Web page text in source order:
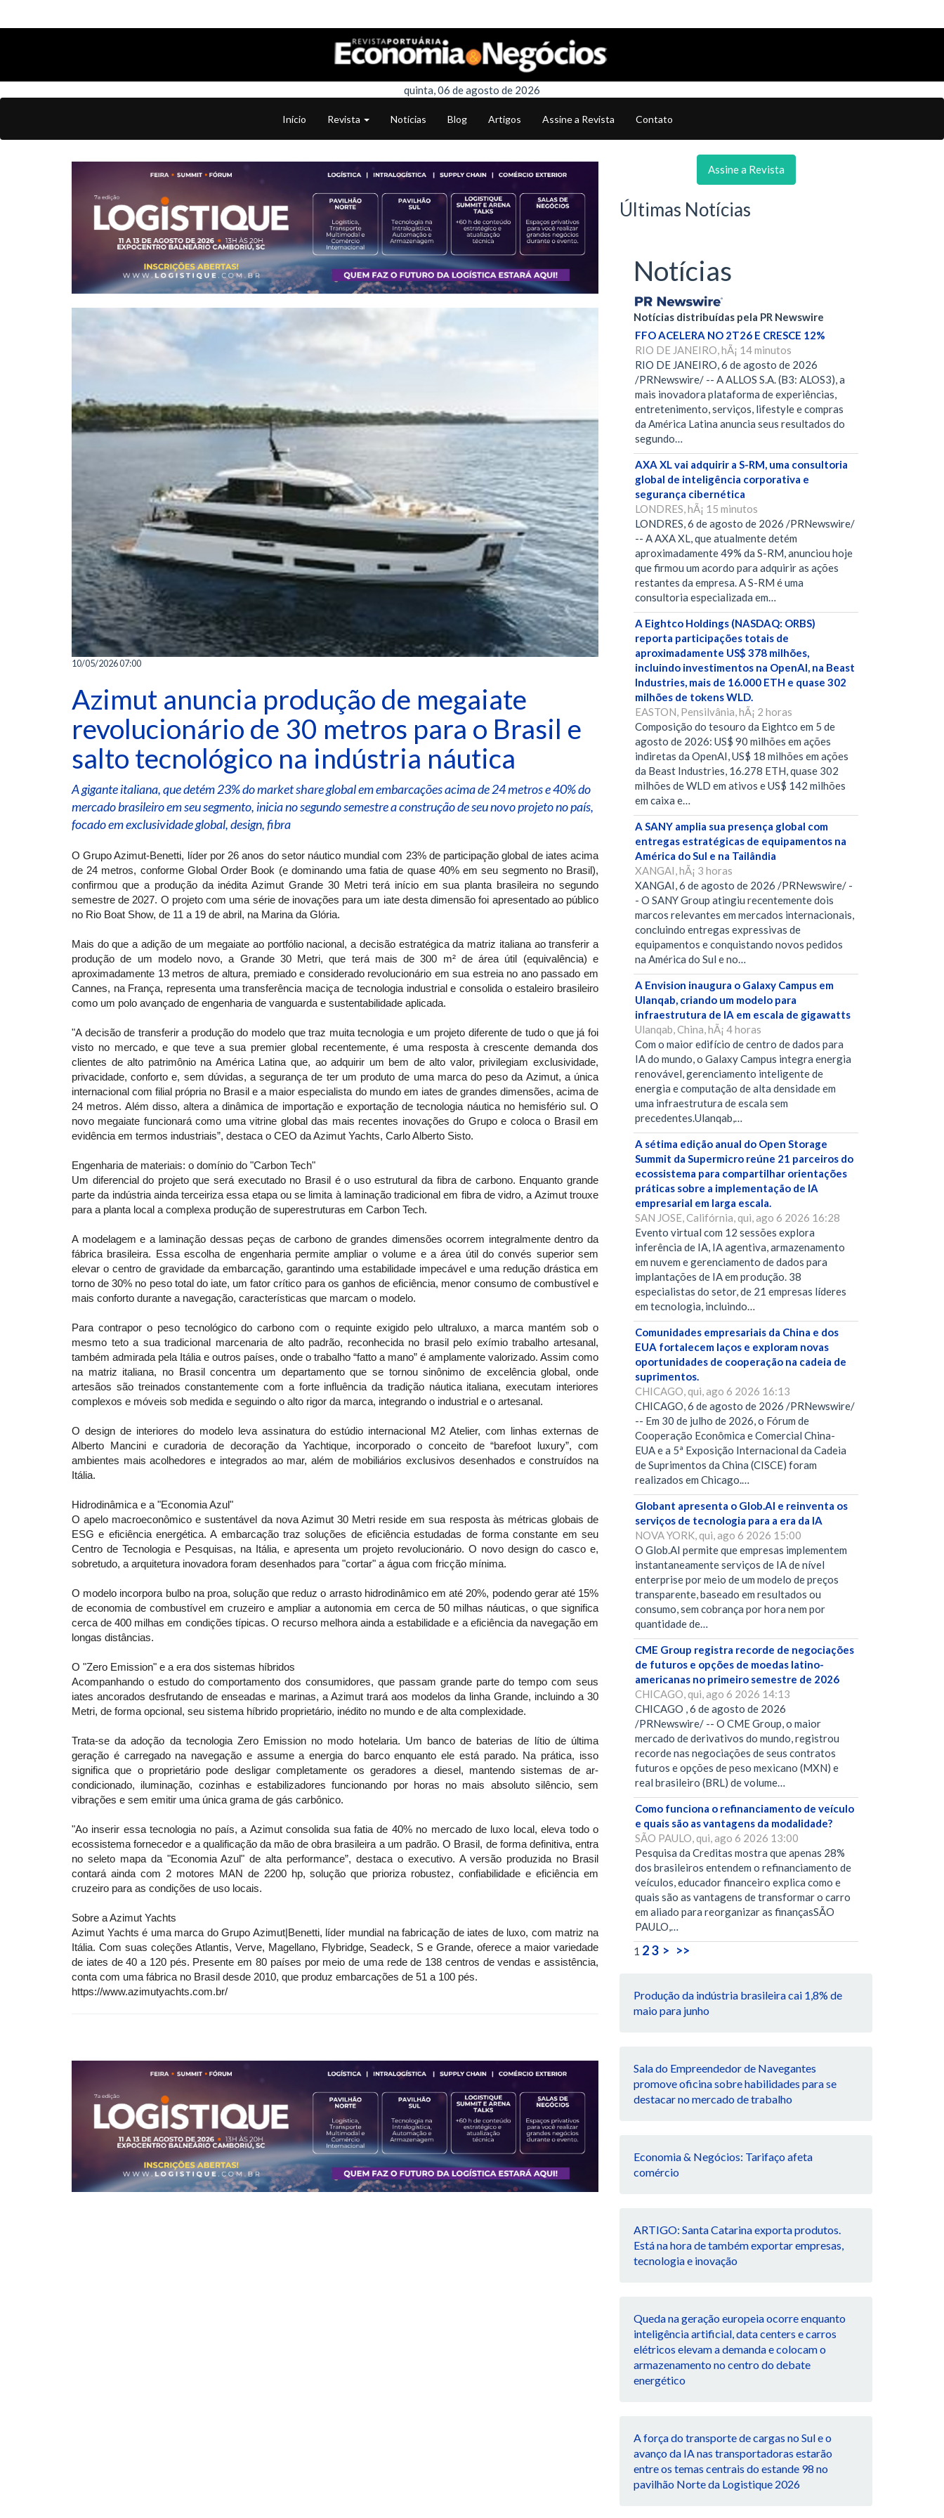
quinta, 06 de agosto de 2026
Início Revista Notícias Blog Artigos Assine a Revista Contato
10/05/2026 07:00
Azimut anuncia produção de megaiate
revolucionário de 30 metros para o Brasil e
salto tecnológico na indústria náutica
A gigante italiana, que detém 23% do market share global em embarcações acima de 24 metros e 40% do
mercado brasileiro em seu segmento, inicia no segundo semestre a construção de seu novo projeto no país,
focado em exclusividade global, design, fibra
O Grupo Azimut-Benetti, líder por 26 anos do setor náutico mundial com 23% de participação global de iates acima
de 24 metros, conforme Global Order Book (e dominando uma fatia de quase 40% em seu segmento no Brasil),
confirmou que a produção da inédita Azimut Grande 30 Metri terá início em sua planta brasileira no segundo
semestre de 2027. O projeto com uma série de inovações para um iate desta dimensão foi apresentado ao público
no Rio Boat Show, de 11 a 19 de abril, na Marina da Glória.
Mais do que a adição de um megaiate ao portfólio nacional, a decisão estratégica da matriz italiana ao transferir a
produção de um modelo novo, a Grande 30 Metri, que terá mais de 300 m² de área útil (equivalência) e
aproximadamente 13 metros de altura, premiado e considerado revolucionário em sua estreia no ano passado em
Cannes, na França, representa uma transferência maciça de tecnologia industrial e consolida o estaleiro brasileiro
como um polo avançado de engenharia de vanguarda e sustentabilidade aplicada.
"A decisão de transferir a produção do modelo que traz muita tecnologia e um projeto diferente de tudo o que já foi
visto no mercado, e que teve a sua premier global recentemente, é uma resposta à crescente demanda dos
clientes de alto patrimônio na América Latina que, ao adquirir um bem de alto valor, privilegiam exclusividade,
privacidade, conforto e, sem dúvidas, a segurança de ter um produto de uma marca do peso da Azimut, a única
internacional com filial própria no Brasil e a maior especialista do mundo em iates de grandes dimensões, acima de
24 metros. Além disso, altera a dinâmica de importação e exportação de tecnologia náutica no hemisfério sul. O
novo megaiate funcionará como uma vitrine global das mais recentes inovações do Grupo e coloca o Brasil em
evidência em termos industriais”, destaca o CEO da Azimut Yachts, Carlo Alberto Sisto.
Engenharia de materiais: o domínio do "Carbon Tech"
Um diferencial do projeto que será executado no Brasil é o uso estrutural da fibra de carbono. Enquanto grande
parte da indústria ainda terceiriza essa etapa ou se limita à laminação tradicional em fibra de vidro, a Azimut trouxe
para a planta local a complexa produção de superestruturas em Carbon Tech.
A modelagem e a laminação dessas peças de carbono de grandes dimensões ocorrem integralmente dentro da
fábrica brasileira. Essa escolha de engenharia permite ampliar o volume e a área útil do convés superior sem
elevar o centro de gravidade da embarcação, garantindo uma estabilidade impecável e uma redução drástica em
torno de 30% no peso total do iate, um fator crítico para os ganhos de eficiência, menor consumo de combustível e
mais conforto durante a navegação, características que marcam o modelo.
Para contrapor o peso tecnológico do carbono com o requinte exigido pelo ultraluxo, a marca mantém sob o
mesmo teto a sua tradicional marcenaria de alto padrão, reconhecida no brasil pelo exímio trabalho artesanal,
também admirada pela Itália e outros países, onde o trabalho “fatto a mano” é amplamente valorizado. Assim como
na matriz italiana, no Brasil concentra um departamento que se tornou sinônimo de excelência global, onde
artesãos são treinados constantemente com a forte influência da tradição náutica italiana, executam interiores
complexos e móveis sob medida e seguindo o alto rigor da marca, integrando o industrial e o artesanal.
O design de interiores do modelo leva assinatura do estúdio internacional M2 Atelier, com linhas externas de
Alberto Mancini e curadoria de decoração da Yachtique, incorporado o conceito de “barefoot luxury”, com
ambientes mais acolhedores e integrados ao mar, além de mobiliários exclusivos desenhados e construídos na
Itália.
Hidrodinâmica e a "Economia Azul"
O apelo macroeconômico e sustentável da nova Azimut 30 Metri reside em sua resposta às métricas globais de
ESG e eficiência energética. A embarcação traz soluções de eficiência estudadas de forma constante em seu
Centro de Tecnologia e Pesquisas, na Itália, e apresenta um projeto revolucionário. O novo design do casco e,
sobretudo, a arquitetura inovadora foram desenhados para "cortar" a água com fricção mínima.
O modelo incorpora bulbo na proa, solução que reduz o arrasto hidrodinâmico em até 20%, podendo gerar até 15%
de economia de combustível em cruzeiro e ampliar a autonomia em cerca de 50 milhas náuticas, o que significa
cerca de 400 milhas em condições típicas. O recurso melhora ainda a estabilidade e a eficiência da navegação em
longas distâncias.
O "Zero Emission" e a era dos sistemas híbridos
Acompanhando o estudo do comportamento dos consumidores, que passam grande parte do tempo com seus
iates ancorados desfrutando de enseadas e marinas, a Azimut trará aos modelos da linha Grande, incluindo a 30
Metri, de forma opcional, seu sistema híbrido proprietário, inédito no mundo e de alta complexidade.
Trata-se da adoção da tecnologia Zero Emission no modo hotelaria. Um banco de baterias de lítio de última
geração é carregado na navegação e assume a energia do barco enquanto ele está parado. Na prática, isso
significa que o proprietário pode desligar completamente os geradores a diesel, mantendo sistemas de ar-
condicionado, iluminação, cozinhas e estabilizadores funcionando por horas no mais absoluto silêncio, sem
vibrações e sem emitir uma única grama de gás carbônico.
"Ao inserir essa tecnologia no país, a Azimut consolida sua fatia de 40% no mercado de luxo local, eleva todo o
ecossistema fornecedor e a qualificação da mão de obra brasileira a um padrão. O Brasil, de forma definitiva, entra
no seleto mapa da "Economia Azul" de alta performance”, destaca o executivo. A versão produzida no Brasil
contará ainda com 2 motores MAN de 2200 hp, solução que prioriza robustez, confiabilidade e eficiência em
cruzeiro para as condições de uso locais.
Sobre a Azimut Yachts
Azimut Yachts é uma marca do Grupo Azimut|Benetti, líder mundial na fabricação de iates de luxo, com matriz na
Itália. Com suas coleções Atlantis, Verve, Magellano, Flybridge, Seadeck, S e Grande, oferece a maior variedade
de iates de 40 a 120 pés. Presente em 80 países por meio de uma rede de 138 centros de vendas e assistência,
conta com uma fábrica no Brasil desde 2010, que produz embarcações de 51 a 100 pés.
https://www.azimutyachts.com.br/
Assine a Revista
Últimas Notícias
Notícias
Notícias distribuídas pela PR Newswire
FFO ACELERA NO 2T26 E CRESCE 12%
RIO DE JANEIRO, hÃ¡ 14 minutos
RIO DE JANEIRO, 6 de agosto de 2026
/PRNewswire/ -- A ALLOS S.A. (B3: ALOS3), a
mais inovadora plataforma de experiências,
entretenimento, serviços, lifestyle e compras
da América Latina anuncia seus resultados do
segundo…
AXA XL vai adquirir a S-RM, uma consultoria
global de inteligência corporativa e
segurança cibernética
LONDRES, hÃ¡ 15 minutos
LONDRES, 6 de agosto de 2026 /PRNewswire/
-- A AXA XL, que atualmente detém
aproximadamente 49% da S-RM, anunciou hoje
que firmou um acordo para adquirir as ações
restantes da empresa. A S-RM é uma
consultoria especializada em…
A Eightco Holdings (NASDAQ: ORBS)
reporta participações totais de
aproximadamente US$ 378 milhões,
incluindo investimentos na OpenAI, na Beast
Industries, mais de 16.000 ETH e quase 302
milhões de tokens WLD.
EASTON, Pensilvânia, hÃ¡ 2 horas
Composição do tesouro da Eightco em 5 de
agosto de 2026: US$ 90 milhões em ações
indiretas da OpenAI, US$ 18 milhões em ações
da Beast Industries, 16.278 ETH, quase 302
milhões de WLD em ativos e US$ 142 milhões
em caixa e…
A SANY amplia sua presença global com
entregas estratégicas de equipamentos na
América do Sul e na Tailândia
XANGAI, hÃ¡ 3 horas
XANGAI, 6 de agosto de 2026 /PRNewswire/ -
- O SANY Group atingiu recentemente dois
marcos relevantes em mercados internacionais,
concluindo entregas expressivas de
equipamentos e conquistando novos pedidos
na América do Sul e no…
A Envision inaugura o Galaxy Campus em
Ulanqab, criando um modelo para
infraestrutura de IA em escala de gigawatts
Ulanqab, China, hÃ¡ 4 horas
Com o maior edifício de centro de dados para
IA do mundo, o Galaxy Campus integra energia
renovável, gerenciamento inteligente de
energia e computação de alta densidade em
uma infraestrutura de escala sem
precedentes.Ulanqab,…
A sétima edição anual do Open Storage
Summit da Supermicro reúne 21 parceiros do
ecossistema para compartilhar orientações
práticas sobre a implementação de IA
empresarial em larga escala.
SAN JOSE, Califórnia, qui, ago 6 2026 16:28
Evento virtual com 12 sessões explora
inferência de IA, IA agentiva, armazenamento
em nuvem e gerenciamento de dados para
implantações de IA em produção. 38
especialistas do setor, de 21 empresas líderes
em tecnologia, incluindo…
Comunidades empresariais da China e dos
EUA fortalecem laços e exploram novas
oportunidades de cooperação na cadeia de
suprimentos.
CHICAGO, qui, ago 6 2026 16:13
CHICAGO, 6 de agosto de 2026 /PRNewswire/
-- Em 30 de julho de 2026, o Fórum de
Cooperação Econômica e Comercial China-
EUA e a 5ª Exposição Internacional da Cadeia
de Suprimentos da China (CISCE) foram
realizados em Chicago.…
Globant apresenta o Glob.AI e reinventa os
serviços de tecnologia para a era da IA
NOVA YORK, qui, ago 6 2026 15:00
O Glob.AI permite que empresas implementem
instantaneamente serviços de IA de nível
enterprise por meio de um modelo de preços
transparente, baseado em resultados ou
consumo, sem cobrança por hora nem por
quantidade de…
CME Group registra recorde de negociações
de futuros e opções de moedas latino-
americanas no primeiro semestre de 2026
CHICAGO, qui, ago 6 2026 14:13
CHICAGO , 6 de agosto de 2026
/PRNewswire/ -- O CME Group, o maior
mercado de derivativos do mundo, registrou
recorde nas negociações de seus contratos
futuros e opções de peso mexicano (MXN) e
real brasileiro (BRL) de volume…
Como funciona o refinanciamento de veículo
e quais são as vantagens da modalidade?
SÃO PAULO, qui, ago 6 2026 13:00
Pesquisa da Creditas mostra que apenas 28%
dos brasileiros entendem o refinanciamento de
veículos, educador financeiro explica como e
quais são as vantagens de transformar o carro
em aliado para reorganizar as finançasSÃO
PAULO,…
1 23 > >>
Produção da indústria brasileira cai 1,8% de
maio para junho
Sala do Empreendedor de Navegantes
promove oficina sobre habilidades para se
destacar no mercado de trabalho
Economia & Negócios: Tarifaço afeta
comércio
ARTIGO: Santa Catarina exporta produtos.
Está na hora de também exportar empresas,
tecnologia e inovação
Queda na geração europeia ocorre enquanto
inteligência artificial, data centers e carros
elétricos elevam a demanda e colocam o
armazenamento no centro do debate
energético
A força do transporte de cargas no Sul e o
avanço da IA nas transportadoras estarão
entre os temas centrais do estande 98 no
pavilhão Norte da Logistique 2026